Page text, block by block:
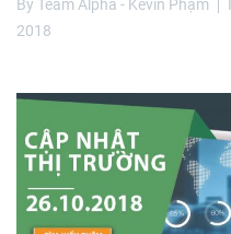
By Team Alpha - Kevin Phạm
2018